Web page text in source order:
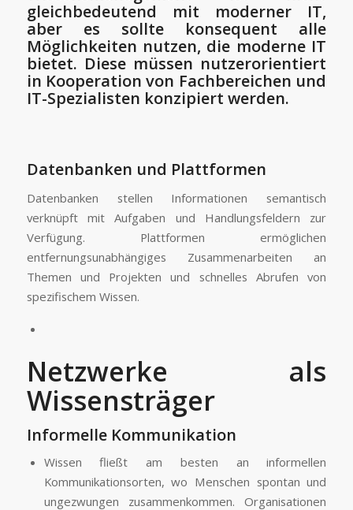
gleichbedeutend mit moderner IT,
aber es sollte konsequent alle
Möglichkeiten nutzen, die moderne IT
bietet. Diese müssen nutzerorientiert
in Kooperation von Fachbereichen und
IT-Spezialisten konzipiert werden.
Datenbanken und Plattformen
Datenbanken stellen Informationen semantisch
verknüpft mit Aufgaben und Handlungsfeldern zur
Verfügung. Plattformen ermöglichen
entfernungsunabhängiges Zusammenarbeiten an
Themen und Projekten und schnelles Abrufen von
spezifischem Wissen.
Netzwerke als
Wissensträger
Informelle Kommunikation
Wissen fließt am besten an informellen
Kommunikationsorten, wo Menschen spontan und
ungezwungen zusammenkommen. Organisationen